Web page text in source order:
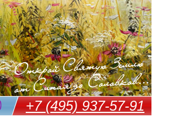
+7 (495) 937-57-91